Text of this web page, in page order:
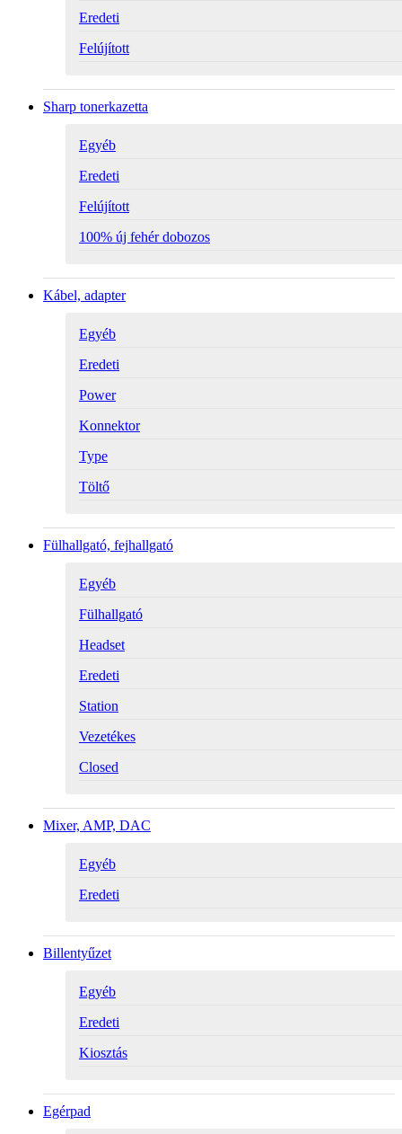
Eredeti
Felújított
Sharp tonerkazetta
Egyéb
Eredeti
Felújított
100% új fehér dobozos
Kábel, adapter
Egyéb
Eredeti
Power
Konnektor
Type
Töltő
Fülhallgató, fejhallgató
Egyéb
Fülhallgató
Headset
Eredeti
Station
Vezetékes
Closed
Mixer, AMP, DAC
Egyéb
Eredeti
Billentyűzet
Egyéb
Eredeti
Kiosztás
Egérpad